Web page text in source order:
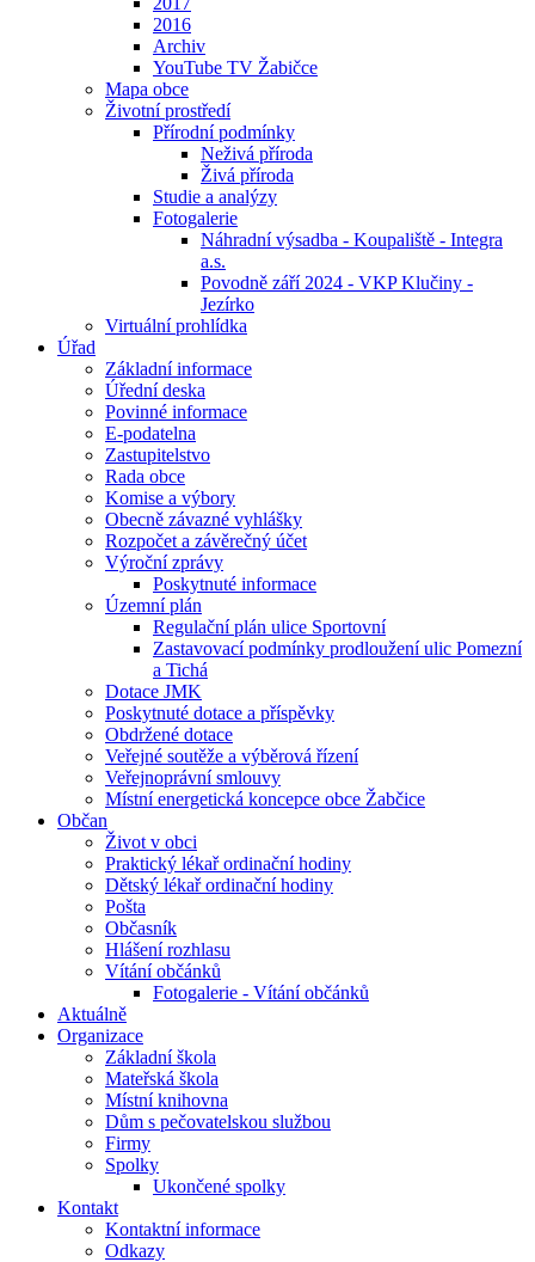
2016
Archiv
YouTube TV Žabičce
Mapa obce
Životní prostředí
Přírodní podmínky
Neživá příroda
Živá příroda
Studie a analýzy
Fotogalerie
Náhradní výsadba - Koupaliště - Integra
a.s.
Povodně září 2024 - VKP Klučiny -
Jezírko
Virtuální prohlídka
Úřad
Základní informace
Úřední deska
Povinné informace
E-podatelna
Zastupitelstvo
Rada obce
Komise a výbory
Obecně závazné vyhlášky
Rozpočet a závěrečný účet
Výroční zprávy
Poskytnuté informace
Územní plán
Regulační plán ulice Sportovní
Zastavovací podmínky prodloužení ulic Pomezní
a Tichá
Dotace JMK
Poskytnuté dotace a příspěvky
Obdržené dotace
Veřejné soutěže a výběrová řízení
Veřejnoprávní smlouvy
Místní energetická koncepce obce Žabčice
Občan
Život v obci
Praktický lékař ordinační hodiny
Dětský lékař ordinační hodiny
Pošta
Občasník
Hlášení rozhlasu
Vítání občánků
Fotogalerie - Vítání občánků
Aktuálně
Organizace
Základní škola
Mateřská škola
Místní knihovna
Dům s pečovatelskou službou
Firmy
Spolky
Ukončené spolky
Kontakt
Kontaktní informace
Odkazy